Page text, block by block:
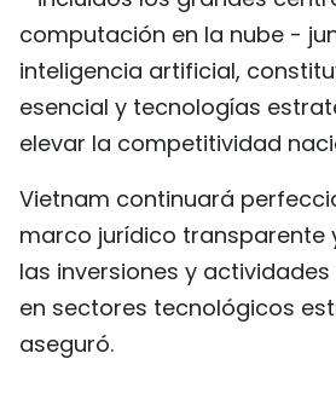
computación en la nube -
inteligencia artificial,
esencial y tecnologías
elevar la competitividad
Vietnam continuará
marco jurídico transparente
las inversiones y
en sectores tecnológicos
aseguró.